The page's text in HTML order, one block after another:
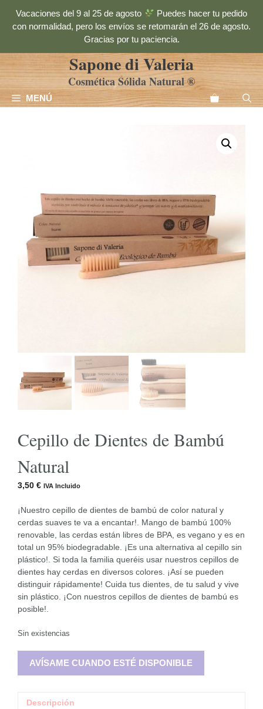
contenido
Vacaciones del 9 al 25 de agosto
Puedes hacer tu pedido
con normalidad, pero los envíos se retomarán el 26 de agosto.
Gracias por tu paciencia.
Sapone di Valeria
Cosmética Sólida Natural ®
MENÚ
Cepillo de Dientes de Bambú
Natural
3,50 € IVA Incluido
¡Nuestro cepillo de dientes de bambú de color natural y
cerdas suaves te va a encantar!. Mango de bambú 100%
renovable, las cerdas están libres de BPA, es vegano y es en
total un 95% biodegradable. ¡Es una alternativa al cepillo sin
plástico!. Si toda la familia queréis usar nuestros cepillos de
dientes hay cerdas en diversos colores. ¡Así se pueden
distinguir rápidamente! Cuida tus dientes, de tu salud y vive
sin plástico. ¡Con nuestros cepillos de dientes de bambú es
posible!.
Sin existencias
AVÍSAME CUANDO ESTÉ DISPONIBLE
Descripción